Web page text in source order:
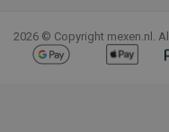
2026 © Copyright mexen.nl.